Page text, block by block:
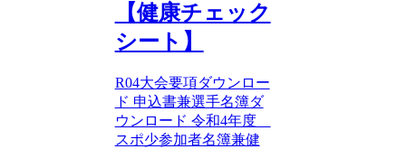
【健康チェック
シート】
R04大会要項ダウンロー
ド 申込書兼選手名簿ダ
ウンロード 令和4年度
スポ少参加者名簿兼健